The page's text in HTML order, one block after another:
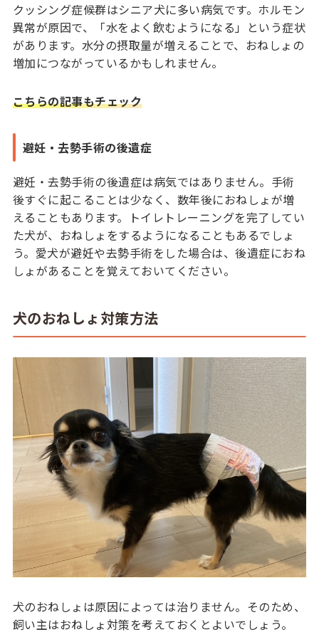
クッシング症候群はシニア犬に多い病気です。ホルモン
異常が原因で、「水をよく飲むようになる」という症状
があります。水分の摂取量が増えることで、おねしょの
増加につながっているかもしれません。
こちらの記事もチェック
避妊・去勢手術の後遺症
避妊・去勢手術の後遺症は病気ではありません。手術
後すぐに起こることは少なく、数年後におねしょが増
えることもあります。トイレトレーニングを完了してい
た犬が、おねしょをするようになることもあるでしょ
う。愛犬が避妊や去勢手術をした場合は、後遺症におね
しょがあることを覚えておいてください。
犬のおねしょ対策方法
犬のおねしょは原因によっては治りません。そのため、
飼い主はおねしょ対策を考えておくとよいでしょう。